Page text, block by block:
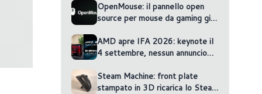
OpenMouse: il pannello open
source per mouse da gaming gira
AMD apre IFA 2026: keynote il
4 settembre, nessun annuncio
Steam Machine: front plate
stampato in 3D ricarica lo Steam